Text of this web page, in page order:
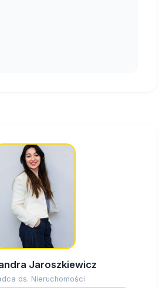
Jaroszkiewicz
ds. Nieruchomości